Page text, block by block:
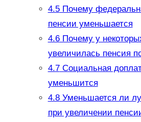
4.5Почему
пенсии уменьшается
4.6Почему у
увеличилась пенсия
4.7Социальная
уменьшится
4.8Уменьшается ли
при увеличении